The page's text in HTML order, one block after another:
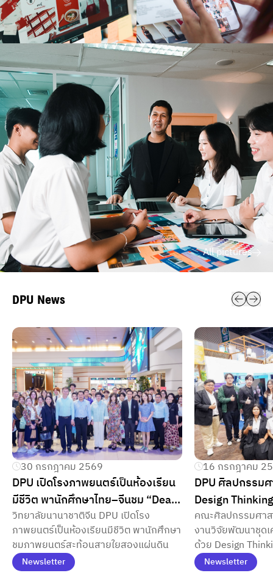
All pictures
DPU News
30 กรกฎาคม 2569
DPU เปิดโรงภาพยนตร์เป็นห้องเรียน
มีชีวิต พานักศึกษาไทย–จีนชม “Dear
You” เรียนรู้ภาษา วัฒนธรรม และ
สายใยสองแผ่นดิน
วิทยาลัยนานาชาติจีน DPU เปิดโรง
ภาพยนตร์เป็นห้องเรียนมีชีวิต พานักศึกษา
ชมภาพยนตร์สะท้อนสายใยสองแผ่นดิน
Newsletter
16 กรกฎาคม
DPU ศิลปกรรม
Design
เที่ยวยั่งยืน ยก
บางม่วง
คณะศิลปกรรมศา
งานวิจัยพัฒนาชุด
ด้วย Design
ถ่ายทอดอัตลักษณ์
สินค้า และกิจกรร
Newsletter